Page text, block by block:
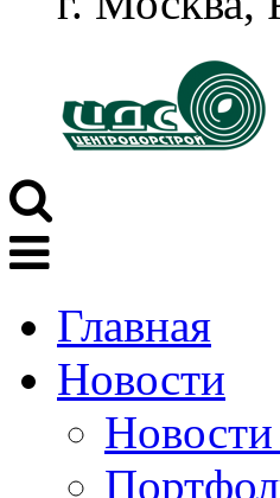
Главная
Новости